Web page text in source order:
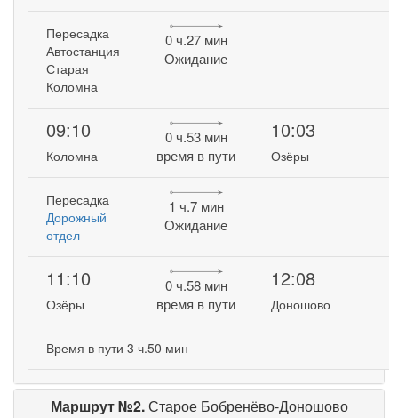
Пересадка
Автостанция
Старая
Коломна
0 ч.27 мин
Ожидание
09:10
Коломна
0 ч.53 мин
время в пути
10:03
Озёры
Пересадка
Дорожный
отдел
1 ч.7 мин
Ожидание
11:10
Озёры
0 ч.58 мин
время в пути
12:08
Доношово
Время в пути 3 ч.50 мин
Маршрут №2.Старое Бобренёво-Доношово